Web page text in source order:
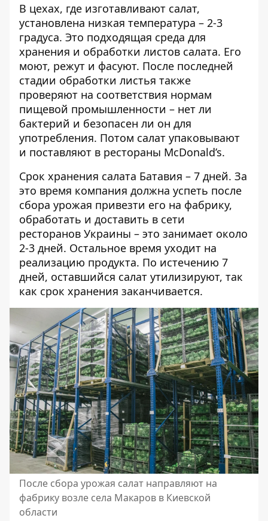
В цехах, где изготавливают салат,
установлена низкая температура – 2-3
градуса. Это подходящая среда для
хранения и обработки листов салата. Его
моют, режут и фасуют. После последней
стадии обработки листья также
проверяют на соответствия нормам
пищевой промышленности – нет ли
бактерий и безопасен ли он для
употребления. Потом салат упаковывают
и поставляют в рестораны McDonald’s.
Срок хранения салата Батавия – 7 дней. За
это время компания должна успеть после
сбора урожая привезти его на фабрику,
обработать и доставить в сети
ресторанов Украины – это занимает около
2-3 дней. Остальное время уходит на
реализацию продукта. По истечению 7
дней, оставшийся салат утилизируют, так
как срок хранения заканчивается.
После сбора урожая салат направляют на
фабрику возле села Макаров в Киевской
области